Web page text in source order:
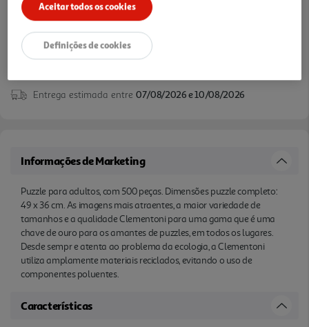
Entrega estimada entre 07/08/2026 e 10/08/2026
Informações de Marketing
Puzzle para adultos, com 500 peças. Dimensões puzzle completo:
49 x 36 cm. As imagens mais atraentes, a maior variedade de
tamanhos e a qualidade Clementoni para uma gama que é uma
chave de ouro para os amantes de puzzles, em todos os lugares.
Desde sempr e atenta ao problema da ecologia, a Clementoni
utiliza amplamente materiais reciclados, evitando o uso de
componentes poluentes.
Características
Aceitar todos os cookies
Definições de cookies